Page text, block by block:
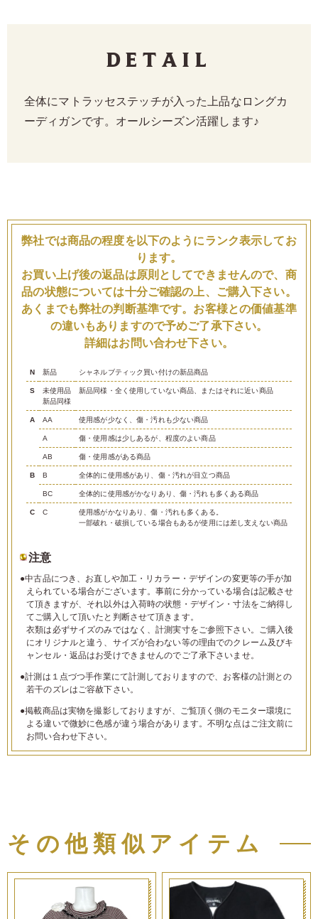
Detail
全体にマトラッセステッチが入った上品なロングカ
ーディガンです。オールシーズン活躍します♪
弊社では商品の程度を以下のようにランク表示してお
ります。
お買い上げ後の返品は原則としてできませんので、商
品の状態については十分ご確認の上、ご購入下さい。
あくまでも弊社の判断基準です。お客様との価値基準
の違いもありますので予めご了承下さい。
詳細はお問い合わせ下さい。
N 新品 シャネルブティック買い付けの新品商品
S
未使用品
新品同様
新品同様・全く使用していない商品、またはそれに近い商品
A AA 使用感が少なく、傷・汚れも少ない商品
A 傷・使用感は少しあるが、程度のよい商品
AB 傷・使用感がある商品
B B 全体的に使用感があり、傷・汚れが目立つ商品
BC 全体的に使用感がかなりあり、傷・汚れも多くある商品
C C
使用感がかなりあり、傷・汚れも多くある。
一部破れ・破損している場合もあるが使用には差し支えない商品
注意
●中古品につき、お直しや加工・リカラー・デザインの変更等の手が加
えられている場合がございます。事前に分かっている場合は記載させ
て頂きますが、それ以外は入荷時の状態・デザイン・寸法をご納得し
てご購入して頂いたと判断させて頂きます。
衣類は必ずサイズのみではなく、計測実寸をご参照下さい。ご購入後
にオリジナルと違う、サイズが合わない等の理由でのクレーム及びキ
ャンセル・返品はお受けできませんのでご了承下さいませ。
●計測は１点づつ手作業にて計測しておりますので、お客様の計測との
若干のズレはご容赦下さい。
●掲載商品は実物を撮影しておりますが、ご覧頂く側のモニター環境に
よる違いで微妙に色感が違う場合があります。不明な点はご注文前に
お問い合わせ下さい。
その他類似アイテム